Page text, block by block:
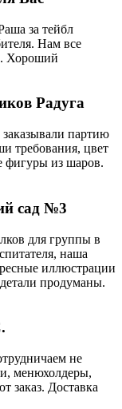
за тейбл
Нам все
Хороший
Радуга
партию
требования, цвет
фигуры из шаров.
сад №3
для группы в
наша
иллюстрации
продуманы.
не
менюхолдеры,
заказ. Доставка